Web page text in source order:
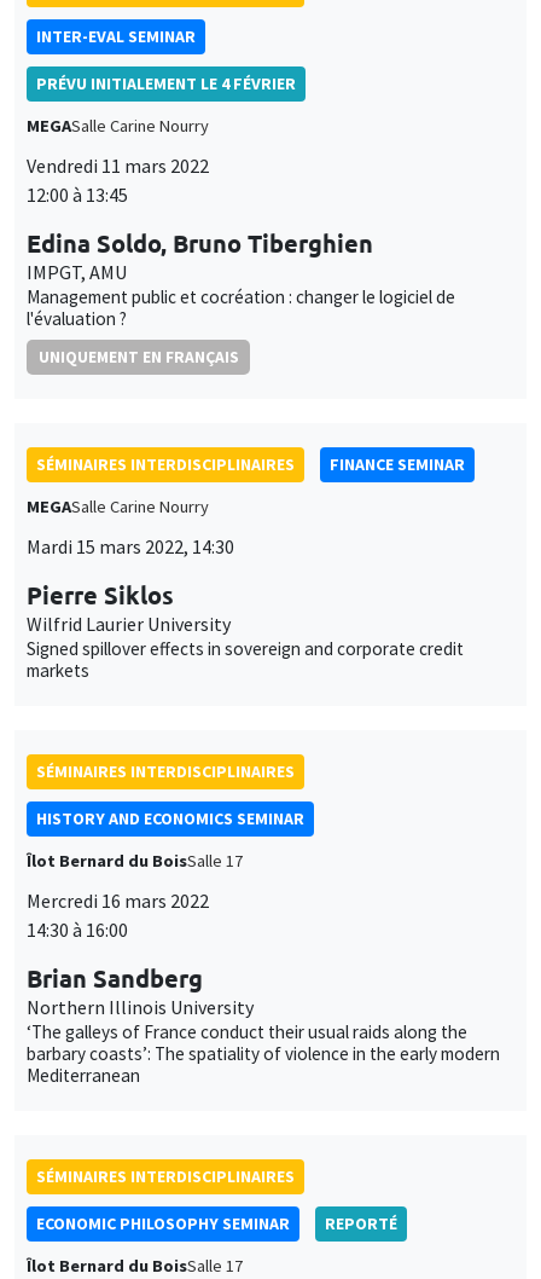
INTER-EVAL SEMINAR
PRÉVU INITIALEMENT LE 4 FÉVRIER
MEGASalle Carine Nourry
Vendredi 11 mars 2022
12:00 à 13:45
Edina Soldo, Bruno Tiberghien
IMPGT, AMU
Management public et cocréation : changer le logiciel de
l'évaluation ?
UNIQUEMENT EN FRANÇAIS
SÉMINAIRES INTERDISCIPLINAIRES
FINANCE SEMINAR
MEGASalle Carine Nourry
Mardi 15 mars 2022, 14:30
Pierre Siklos
Wilfrid Laurier University
Signed spillover effects in sovereign and corporate credit
markets
SÉMINAIRES INTERDISCIPLINAIRES
HISTORY AND ECONOMICS SEMINAR
Îlot Bernard du BoisSalle 17
Mercredi 16 mars 2022
14:30 à 16:00
Brian Sandberg
Northern Illinois University
‘The galleys of France conduct their usual raids along the
barbary coasts’: The spatiality of violence in the early modern
Mediterranean
SÉMINAIRES INTERDISCIPLINAIRES
ECONOMIC PHILOSOPHY SEMINAR
REPORTÉ
Îlot Bernard du BoisSalle 17